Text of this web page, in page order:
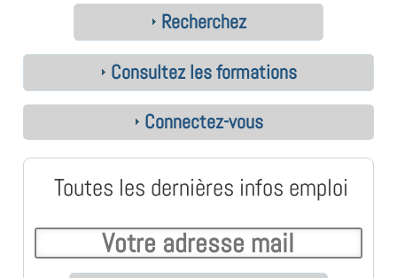
Recherchez
Consultez les formations
Connectez-vous
Toutes les dernières infos emploi